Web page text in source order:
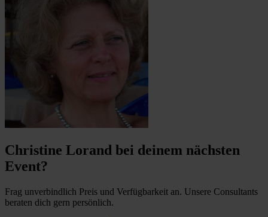
Christine Lorand bei deinem nächsten
Event?
Frag unverbindlich Preis und Verfügbarkeit an. Unsere Consultants
beraten dich gern persönlich.